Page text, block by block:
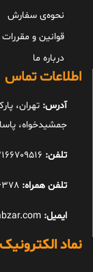
نحوه‌ی سفارش
قوانین و مقررات
درباره ما
اطلاعات تماس
آدرس: تهران،
جمشیدخواه،
تلفن:
تلفن همراه:
ایمیل:
نماد الکترونیک